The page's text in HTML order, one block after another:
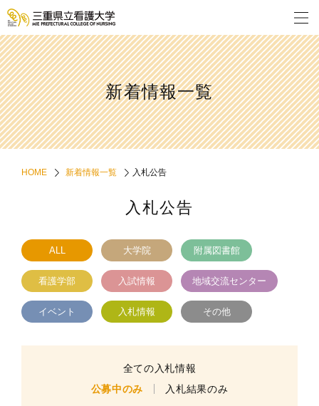
新着情報一覧
HOME 新着情報一覧 入札公告
入札公告
ALL 大学院 附属図書館
看護学部 入試情報 地域交流センター
イベント 入札情報 その他
全ての入札情報
公募中のみ
入札結果のみ